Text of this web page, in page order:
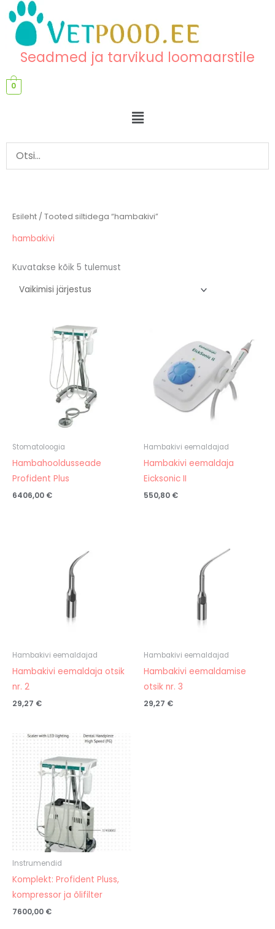
content
content
Seadmed ja tarvikud loomaarstile
0
Menu
Esileht / Tooted siltidega “hambakivi”
hambakivi
Kuvatakse kõik 5 tulemust
Stomatoloogia
Hambahooldusseade
Profident Plus
6406,00 €
Hambakivi eemaldajad
Hambakivi eemaldaja
Eicksonic II
550,80 €
Hambakivi eemaldajad
Hambakivi eemaldaja otsik
nr. 2
29,27 €
Hambakivi eemaldajad
Hambakivi eemaldamise
otsik nr. 3
29,27 €
Instrumendid
Komplekt: Profident Pluss,
kompressor ja õlifilter
7600,00 €